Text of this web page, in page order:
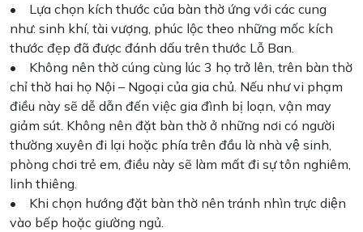
• Lựa chọn kích thước của bàn thờ ứng với các cung
như: sinh khí, tài vượng, phúc lộc theo những mốc kích
thước đẹp đã được đánh dấu trên thước Lỗ Ban.
• Không nên thờ cúng cùng lúc 3 họ trở lên, trên bàn thờ
chỉ thờ hai họ Nội – Ngoại của gia chủ. Nếu như vi phạm
điều này sẽ dễ dẫn đến việc gia đình bị loạn, vận may
giảm sút. Không nên đặt bàn thờ ở những nơi có người
thường xuyên đi lại hoặc phía trên đầu là nhà vệ sinh,
phòng chơi trẻ em, điều này sẽ làm mất đi sự tôn nghiêm,
linh thiêng.
• Khi chọn hướng đặt bàn thờ nên tránh nhìn trực diện
vào bếp hoặc giường ngủ.